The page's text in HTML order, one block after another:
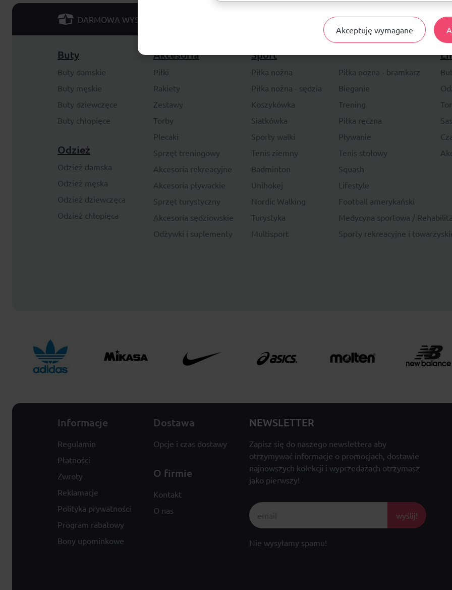
DARMOWA WYSYŁKA 14 DNINA
Buty
Buty damskie
Buty męskie
Buty dziewczęce
Buty chłopięce
Odzież
Odzież damska
Odzież męska
Odzież dziewczęca
Odzież chłopięca
Akcesoria
Piłki
Rakiety
Zestawy
Torby
Plecaki
Sprzęt treningowy
Akcesoria rekreacyjne
Akcesoria pływackie
Sprzęt turystyczny
Akcesoria sędziowskie
Odżywki i suplementy
Sport
Piłka nożna
Piłka nożna - bramkarz
Piłka nożna - sędzia
Bieganie
Koszykówka
Trening
Siatkówka
Piłka ręczna
Sporty walki
Pływanie
Tenis ziemny
Tenis stołowy
Badminton
Squash
Unihokej
Lifestyle
Nordic Walking
Football amerykański
Turystyka
Medycyna sportowa /
Multisport
Sporty rekreacyjne i
Informacje
Regulamin
Płatności
Zwroty
Reklamacje
Polityka prywatności
Program rabatowy
Bony upominkowe
Dostawa
Opcje i czas dostawy
O firmie
Kontakt
O nas
NEWSLETTER
Zapisz się do naszego newslettera aby
otrzymywać informacje o promocjach, dostawie
najnowszych kolekcji i wyprzedażach otrzymasz
jako pierwszy!
wyślij!
Nie wysyłamy spamu!
Akceptuję wymagane